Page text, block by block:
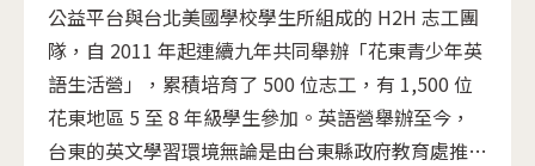
公益平台與台北美國學校學生所組成的 H2H 志工團
隊，自 2011 年起連續九年共同舉辦「花東青少年英
語生活營」，累積培育了 500 位志工，有 1,500 位
花東地區 5 至 8 年級學生參加。英語營舉辦至今，
台東的英文學習環境無論是由台東縣政府教育處推廣